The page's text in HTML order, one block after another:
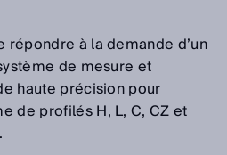
répondre à la demande d’un
de mesure et
haute précision pour
de profilés H, L, C, CZ et